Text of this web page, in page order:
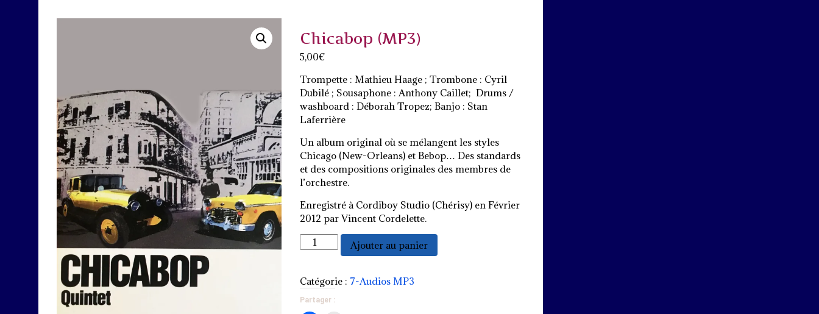
Chicabop (MP3)
5,00€
Trompette : Mathieu Haage ; Trombone : Cyril
Dubilé ; Sousaphone : Anthony Caillet; Drums /
washboard : Déborah Tropez; Banjo : Stan
Laferrière
Un album original où se mélangent les styles
Chicago (New-Orleans) et Bebop… Des standards
et des compositions originales des membres de
l’orchestre.
Enregistré à Cordiboy Studio (Chérisy) en Février
2012 par Vincent Cordelette.
quantité
de
(MP3)
Ajouter au panier
Catégorie : 7-Audios MP3
Partager :